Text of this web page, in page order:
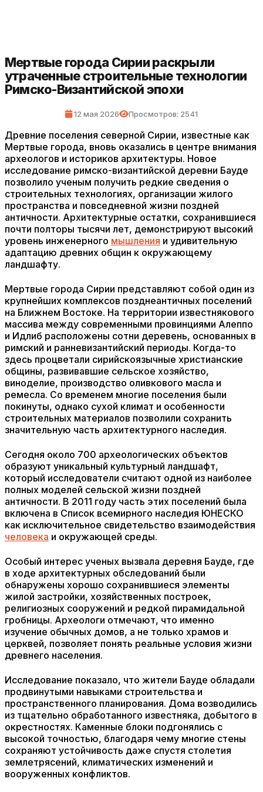
Мертвые города Сирии раскрыли
утраченные строительные технологии
Римско-Византийской эпохи
12 мая 2026 Просмотров: 2541
Древние поселения северной Сирии, известные как
Мертвые города, вновь оказались в центре внимания
археологов и историков архитектуры. Новое
исследование римско-византийской деревни Бауде
позволило ученым получить редкие сведения о
строительных технологиях, организации жилого
пространства и повседневной жизни поздней
античности. Архитектурные остатки, сохранившиеся
почти полторы тысячи лет, демонстрируют высокий
уровень инженерного мышления и удивительную
адаптацию древних общин к окружающему
ландшафту.
Мертвые города Сирии представляют собой один из
крупнейших комплексов позднеантичных поселений
на Ближнем Востоке. На территории известнякового
массива между современными провинциями Алеппо
и Идлиб расположены сотни деревень, основанных в
римский и ранневизантийский периоды. Когда-то
здесь процветали сирийскоязычные христианские
общины, развивавшие сельское хозяйство,
виноделие, производство оливкового масла и
ремесла. Со временем многие поселения были
покинуты, однако сухой климат и особенности
строительных материалов позволили сохранить
значительную часть архитектурного наследия.
Сегодня около 700 археологических объектов
образуют уникальный культурный ландшафт,
который исследователи считают одной из наиболее
полных моделей сельской жизни поздней
античности. В 2011 году часть этих поселений была
включена в Список всемирного наследия ЮНЕСКО
как исключительное свидетельство взаимодействия
человека и окружающей среды.
Особый интерес ученых вызвала деревня Бауде, где
в ходе архитектурных обследований были
обнаружены хорошо сохранившиеся элементы
жилой застройки, хозяйственных построек,
религиозных сооружений и редкой пирамидальной
гробницы. Археологи отмечают, что именно
изучение обычных домов, а не только храмов и
церквей, позволяет понять реальные условия жизни
древнего населения.
Исследование показало, что жители Бауде обладали
продвинутыми навыками строительства и
пространственного планирования. Дома возводились
из тщательно обработанного известняка, добытого в
окрестностях. Каменные блоки подгонялись с
высокой точностью, благодаря чему многие стены
сохраняют устойчивость даже спустя столетия
землетрясений, климатических изменений и
вооруженных конфликтов.